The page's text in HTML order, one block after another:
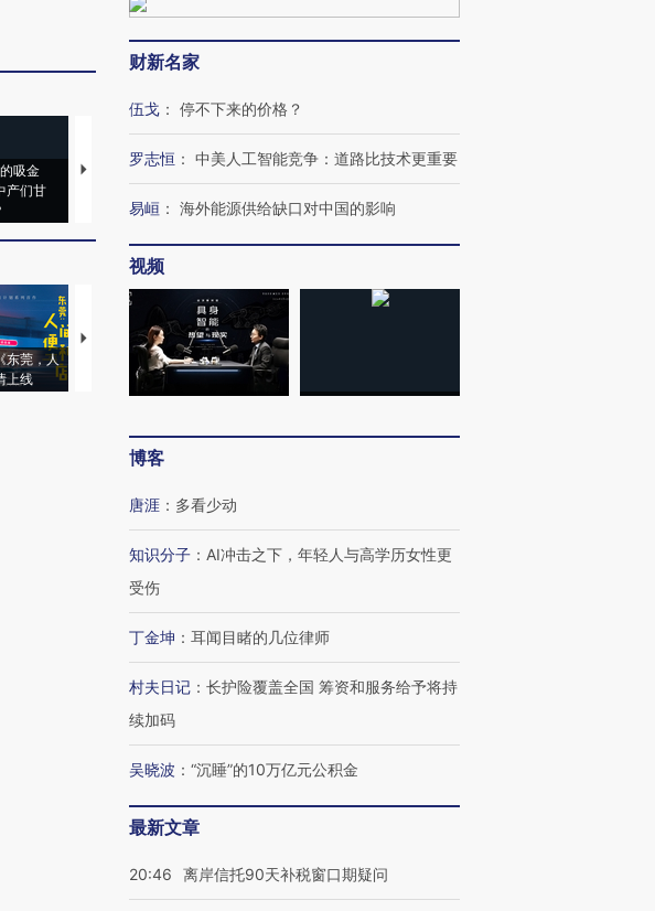
吸金
产们甘
马航飞行员跨国走私7万
视线｜被称为“蟑螂”的印
育部长拱下台
视线｜“入侵”还是“人道危
东莞，人
上线
【推广】走进第四届链博
会，让数智科技“链”接产
【特别呈现】寻找100种
有意思的生活方式·第三对
财新名家
伍戈 ： 停不下来的价格？
罗志恒 ： 中美人工智能竞争：道路比技术更重要
易峘 ： 海外能源供给缺口对中国的影响
视频
博客
唐涯 ： 多看少动
知识分子 ： AI冲击之下，年轻人与高学历女性更
受伤
丁金坤 ： 耳闻目睹的几位律师
村夫日记 ： 长护险覆盖全国 筹资和服务给予将持
续加码
吴晓波 ： “沉睡”的10万亿元公积金
最新文章
20:46 离岸信托90天补税窗口期疑问